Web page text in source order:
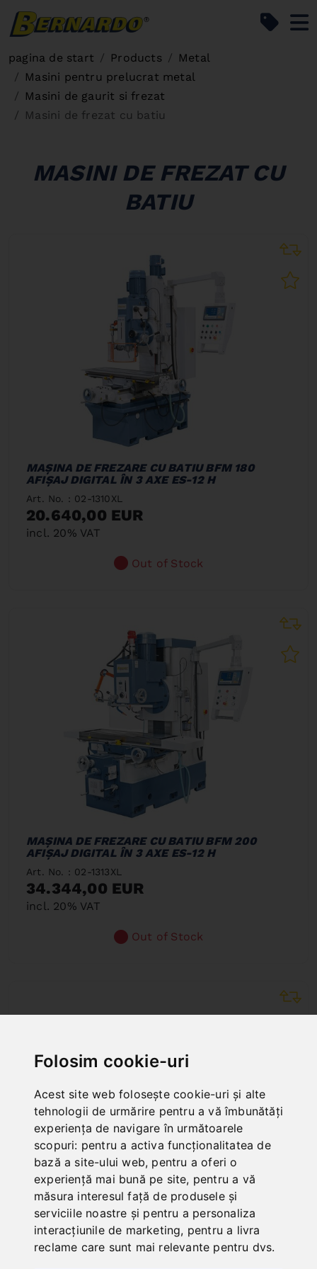
Folosim cookie-uri
Acest site web folosește cookie-uri și alte
tehnologii de urmărire pentru a vă îmbunătăți
experiența de navigare în următoarele
scopuri: pentru a activa funcționalitatea de
bază a site-ului web, pentru a oferi o
experiență mai bună pe site, pentru a vă
măsura interesul față de produsele și
serviciile noastre și pentru a personaliza
interacțiunile de marketing, pentru a livra
reclame care sunt mai relevante pentru dvs.
pagina de start Products
Metal
Masini pentru prelucrat metal
Masini de gaurit si frezat
Masini de frezat cu batiu
MASINI DE FREZAT CU
BATIU
MAŞINA DE FREZARE CU BATIU BFM 180
AFIŞAJ DIGITAL ÎN 3 AXE ES-12 H
Art. No. : 02-1310XL
20.640,00 EUR
incl. 20% VAT
Out of Stock
MAŞINA DE FREZARE CU BATIU BFM 200
AFIŞAJ DIGITAL ÎN 3 AXE ES-12 H
Art. No. : 02-1313XL
34.344,00 EUR
incl. 20% VAT
Out of Stock
MAŞINA DE FREZARE CU BATIU BFM 2100
SERVO AFIŞAJ DIGITAL ÎN 3 AXE ES-12 H
Art. No. : 02-1323XL